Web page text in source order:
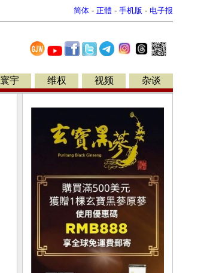
简体 - 正體 - 手机版 - 电子报
寰宇 维权 视频 杂谈